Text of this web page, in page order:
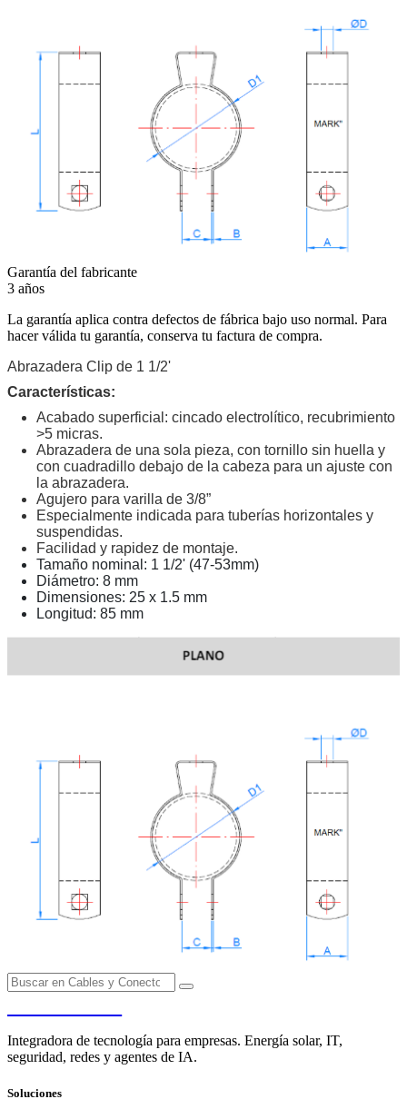
Garantía del fabricante
3 años
La garantía aplica contra defectos de fábrica bajo uso normal. Para
hacer válida tu garantía, conserva tu factura de compra.
Abrazadera Clip de 1 1/2'
Características:
Acabado superficial: cincado electrolítico, recubrimiento
>5 micras.
Abrazadera de una sola pieza, con tornillo sin huella y
con cuadradillo debajo de la cabeza para un ajuste con
la abrazadera.
Agujero para varilla de 3/8”
Especialmente indicada para tuberías horizontales y
suspendidas.
Facilidad y rapidez de montaje.
Tamaño nominal: 1 1/2' (47-53mm)
Diámetro: 8 mm
Dimensiones: 25 x 1.5 mm
Longitud: 85 mm
Integradora de tecnología para empresas. Energía solar, IT,
seguridad, redes y agentes de IA.
Soluciones